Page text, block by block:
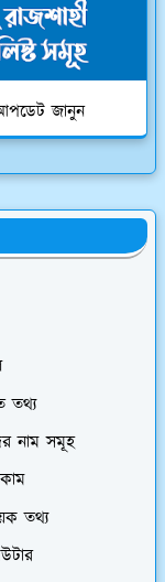
জানুন
তথ্য
নাম সমূহ
তথ্য